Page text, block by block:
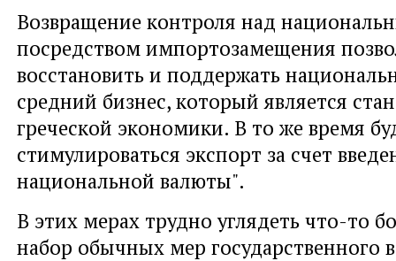
Возвращение контроля над
посредством импортозамещения
восстановить и поддержать
средний бизнес, который является
греческой экономики. В то же время
стимулироваться экспорт за счет
национальной валюты".
В этих мерах трудно углядеть что-то
набор обычных мер государственного